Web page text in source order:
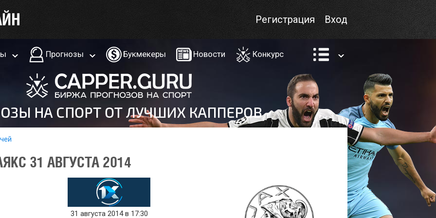
Вход
Регистрация
Прогнозы Букмекеры Новости Конкурс
31 АВГУСТА 2014
31 августа 2014 в 17:30